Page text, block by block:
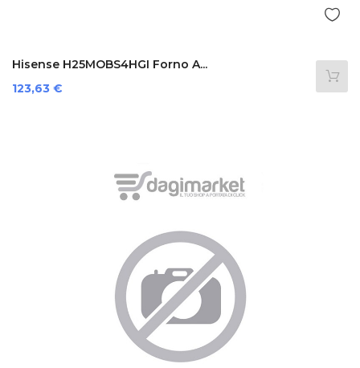
Hisense H25MOBS4HGI Forno A...
Prezzo
123,63 €